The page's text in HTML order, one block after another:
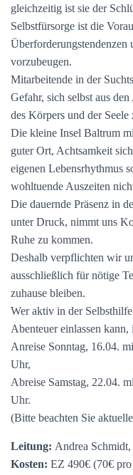
gleichzeitig ist sie der
Selbstfürsorge ist die
vorzubeugen.
Mitarbeitende in der
Gefahr, sich selbst aus
des Körpers und der Seele
Die kleine Insel Baltrum
guter Ort, Achtsamkeit
eigenen Lebensrhythmus
wohltuende Auszeiten
Die dauernde Präsenz in
unter Druck, nimmt uns
Ruhe zu kommen.
Deshalb verpflichten wir
ausschließlich für nötige
zuhause bleiben.
Wer aktiv in der
Abenteuer einlassen
Anreise Sonntag, 16.04.
Uhr,
Abreise Samstag, 22.04.
Uhr.
(Bitte beachten Sie
Leitung: Andrea
Kosten: EZ 490€ (70€